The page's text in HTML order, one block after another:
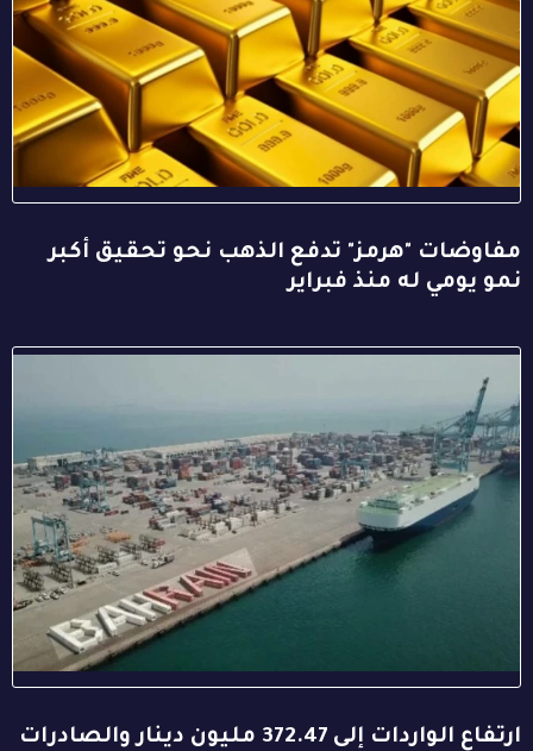
مفاوضات "هرمز" تدفع الذهب نحو تحقيق أكبر
نمو يومي له منذ فبراير
ارتفاع الواردات إلى 372.47 مليون دينار والصادرات